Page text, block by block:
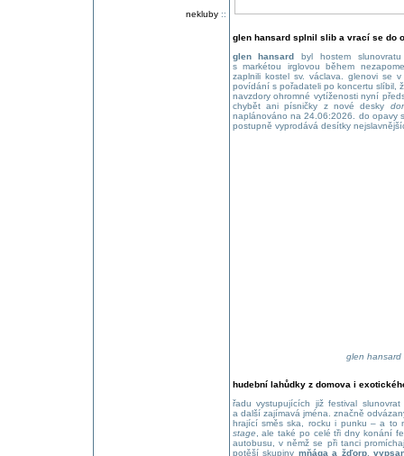
nekluby::
glen hansard splnil slib a vrací se do
glen hansard byl hostem
s markétou irglovou během
zaplnili kostel sv. václava. glenovi se
povídání s pořadateli po koncertu slíbil,
navzdory ohromné vytíženosti nyní
chybět ani písničky z nové desky
naplánováno na 24.06:2026. do opavy
postupně vyprodává desítky
glen hansard
hudební lahůdky z domova i
řadu vystupujících již festival
a další zajímavá jména. značně
hrající směs ska, rocku i punku – a
stage , ale také po celé tři dny konání
autobusu, v němž se při tanci
potěší skupiny mňága a žďorp,